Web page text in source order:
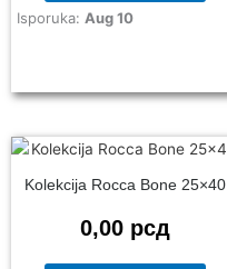
Isporuka: Aug 10
Kolekcija Rocca Bone 25×40
0,00 рсд